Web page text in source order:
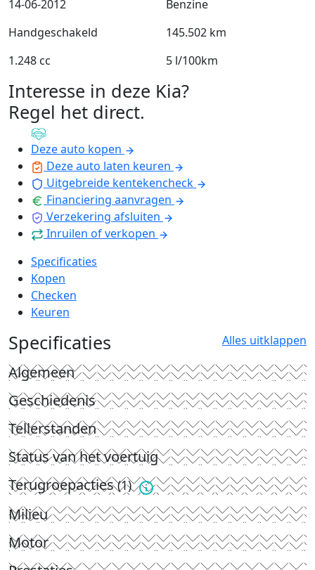
14-06-2012
Benzine
Handgeschakeld
145.502 km
1.248 cc
5 l/100km
Interesse in deze Kia?
Regel het direct.
Deze auto kopen
Deze auto laten keuren
Uitgebreide kentekencheck
Financiering aanvragen
Verzekering afsluiten
Inruilen of verkopen
Specificaties
Kopen
Checken
Keuren
Specificaties Alles uitklappen
Algemeen
Geschiedenis
Tellerstanden
Status van het voertuig
Terugroepacties(1)
Milieu
Motor